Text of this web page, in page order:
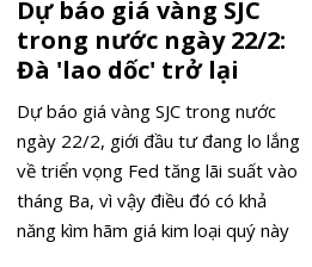
Dự báo giá vàng SJC
trong nước ngày 22/2:
Đà 'lao dốc' trở lại
Dự báo giá vàng SJC trong nước
ngày 22/2, giới đầu tư đang lo lắng
về triển vọng Fed tăng lãi suất vào
tháng Ba, vì vậy điều đó có khả
năng kìm hãm giá kim loại quý này